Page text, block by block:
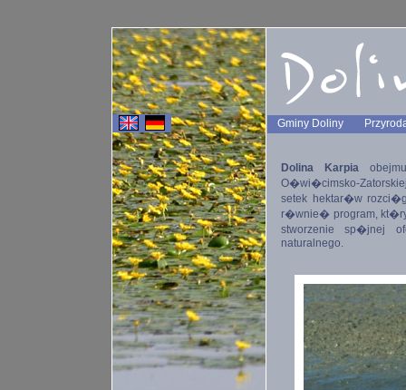
Gminy Doliny
Dolina Karpia
O�wi�cimsko-
setek hektar�w
r�wnie� program,
stworzenie sp�jnej
naturalnego.